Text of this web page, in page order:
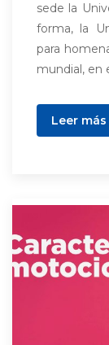
sede la
forma, la
para
mundial, en
Leer más